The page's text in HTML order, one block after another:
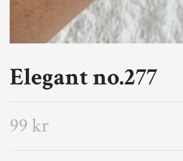
Elegant no.277
99 kr